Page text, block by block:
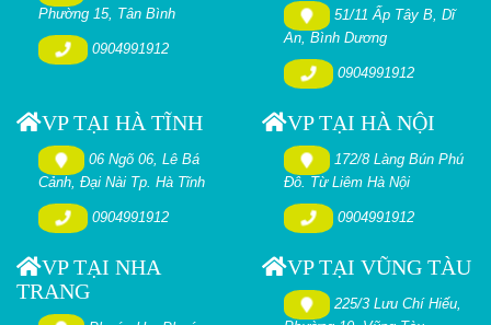
Phường 15, Tân Bình
0904991912
51/11 Ấp Tây B, Dĩ
An, Bình Dương
0904991912
VP TẠI HÀ TĨNH
06 Ngõ 06, Lê Bá
Cảnh, Đại Nài Tp. Hà Tĩnh
0904991912
VP TẠI HÀ NỘI
172/8 Làng Bún Phú
Đô. Từ Liêm Hà Nội
0904991912
VP TẠI NHA
TRANG
VP TẠI VŨNG TÀU
225/3 Lưu Chí Hiếu,